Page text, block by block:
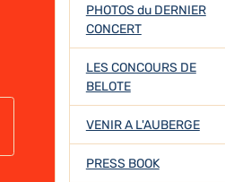
PHOTOS du DERNIER
CONCERT
LES CONCOURS DE
BELOTE
VENIR A L'AUBERGE
PRESS BOOK